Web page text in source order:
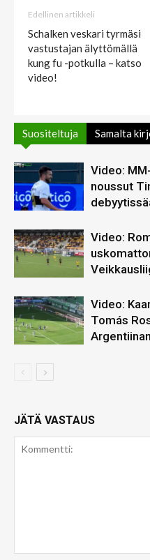
Edellinen artikkeli
Schalken veskari tyrmäsi
vastustajan älyttömällä
kung fu -potkulla – katso
video!
Suositeltuja Samalta
Video:
noussut
Video:
Video:
Tomás
JÄTÄ VASTAUS